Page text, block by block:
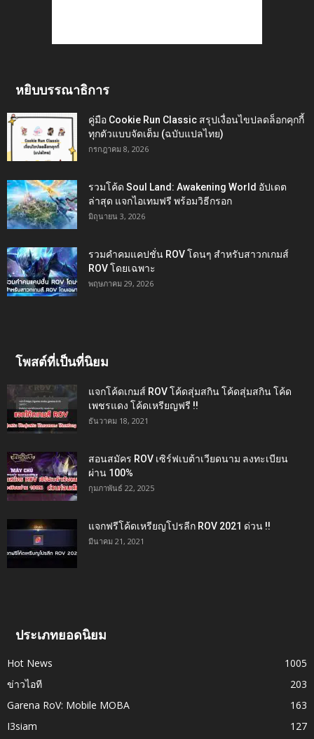
หยิบบรรณาธิการ
คู่มือ Cookie Run Classic สรุปเงื่อนไขปลดล็อกคุกกี้
ทุกตัวแบบจัดเต็ม (ฉบับแปลไทย)
กรกฎาคม 8, 2026
รวมโค้ด Soul Land: Awakening World อัปเดต
ล่าสุด แจกไอเทมฟรี พร้อมวิธีกรอก
มิถุนายน 3, 2026
รวมคำคมแคปชั่น ROV โดนๆ สำหรับสาวกเกมส์
ROV โดยเฉพาะ
พฤษภาคม 29, 2026
โพสต์ที่เป็นที่นิยม
แจกโค้ดเกมส์ ROV โค้ดสุ่มสกิน โค้ดสุ่มสกิน โค้ด
เพชรแดง โค้ดเหรียญฟรี !!
ธันวาคม 18, 2021
สอนสมัคร ROV เซิร์ฟเบต้าเวียดนาม ลงทะเบียน
ผ่าน 100%
กุมภาพันธ์ 22, 2025
แจกฟรีโค้ดเหรียญโปรลีก ROV 2021 ด่วน !!
มีนาคม 21, 2021
ประเภทยอดนิยม
Hot News
1005
ข่าวไอที
203
Garena RoV: Mobile MOBA
163
I3siam
127